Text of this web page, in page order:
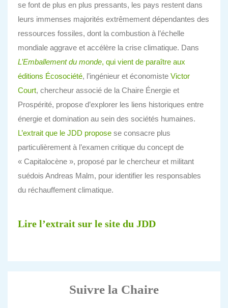
se font de plus en plus pressants, les pays restent dans
leurs immenses majorités extrêmement dépendantes des
ressources fossiles, dont la combustion à l’échelle
mondiale aggrave et accélère la crise climatique. Dans
L’Emballement du monde, qui vient de paraître aux
éditions Écosociété, l’ingénieur et économiste Victor
Court, chercheur associé de la Chaire Énergie et
Prospérité, propose d’explorer les liens historiques entre
énergie et domination au sein des sociétés humaines.
L’extrait que le JDD propose se consacre plus
particulièrement à l’examen critique du concept de
« Capitalocène », proposé par le chercheur et militant
suédois Andreas Malm, pour identifier les responsables
du réchauffement climatique.
Lire l’extrait sur le site du JDD
Suivre la Chaire